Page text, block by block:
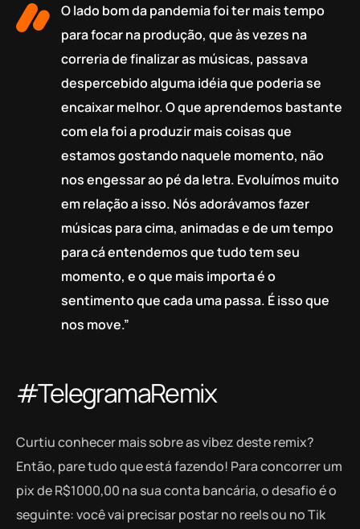
O lado bom da pandemia foi ter mais tempo
para focar na produção, que às vezes na
correria de finalizar as músicas, passava
despercebido alguma idéia que poderia se
encaixar melhor. O que aprendemos bastante
com ela foi a produzir mais coisas que
estamos gostando naquele momento, não
nos engessar ao pé da letra. Evoluímos muito
em relação a isso. Nós adorávamos fazer
músicas para cima, animadas e de um tempo
para cá entendemos que tudo tem seu
momento, e o que mais importa é o
sentimento que cada uma passa. É isso que
nos move.”
#TelegramaRemix
Curtiu conhecer mais sobre as vibez deste remix?
Então, pare tudo que está fazendo! Para concorrer um
pix de R$1000,00 na sua conta bancária, o desafio é o
seguinte: você vai precisar postar no reels ou no Tik